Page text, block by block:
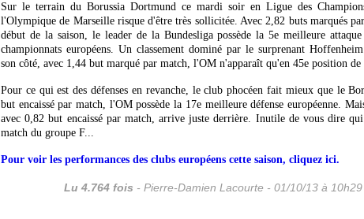
Sur le terrain du Borussia Dortmund ce mardi soir en Ligue des
l'Olympique de Marseille risque d'être très sollicitée. Avec 2,82 buts marqués
début de la saison, le leader de la Bundesliga possède la 5e meilleure
championnats européens. Un classement dominé par le surprenant
son côté, avec 1,44 but marqué par match, l'OM n'apparaît qu'en 45e position de
Pour ce qui est des défenses en revanche, le club phocéen fait mieux que le
but encaissé par match, l'OM possède la 17e meilleure défense européenne.
avec 0,82 but encaissé par match, arrive juste derrière. Inutile de vous dire
match du groupe F...
Pour voir les performances des clubs européens cette saison, cliquez ici.
Lu 4.764 fois - Pierre-Damien Lacourte - 01/10/13 à 10h29